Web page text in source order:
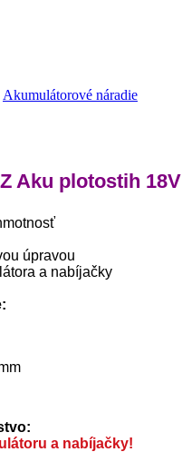
Akumulátorové náradie
Aku plotostih 18V
úpravou
a nabíjačky
a nabíjačky!